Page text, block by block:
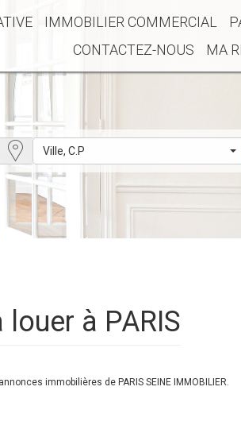
IMMOBILIER COMMERCIAL
CONTACTEZ-NOUS
MA
Ville, C.P
à PARIS
immobilières de PARIS SEINE IMMOBILIER.